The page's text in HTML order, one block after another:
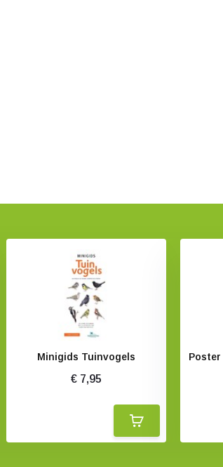
Minigids Tuinvogels
€ 7,95
Poster